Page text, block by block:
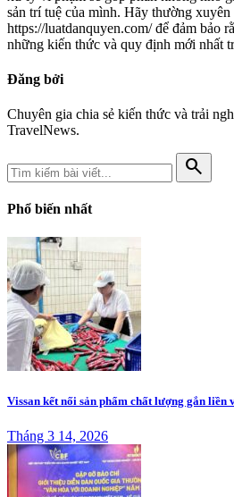
sản trí tuệ của mình. Hãy thường
https://luatdanquyen.com/ để đảm bảo
những kiến thức và quy định mới nhất
Đăng bởi
Chuyên gia chia sẻ kiến thức và trải
TravelNews.
search
Phổ biến nhất
Vissan kết nối sản phẩm chất lượng gắn
Tháng 3 14, 2026